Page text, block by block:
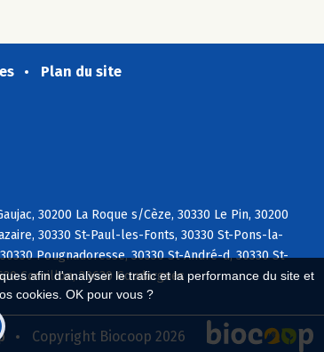
afin d'analyser le trafic et la performance du site et
cookies. OK pour vous ?
Plan du site
30200 La Roque s/Cèze, 30330 Le Pin, 30200
30330 St-Paul-les-Fonts, 30330 St-Pons-la-
Pougnadoresse, 30330 St-André-d, 30330 St-
Cornillon, 30630 Goudargues
Copyright Biocoop 2026